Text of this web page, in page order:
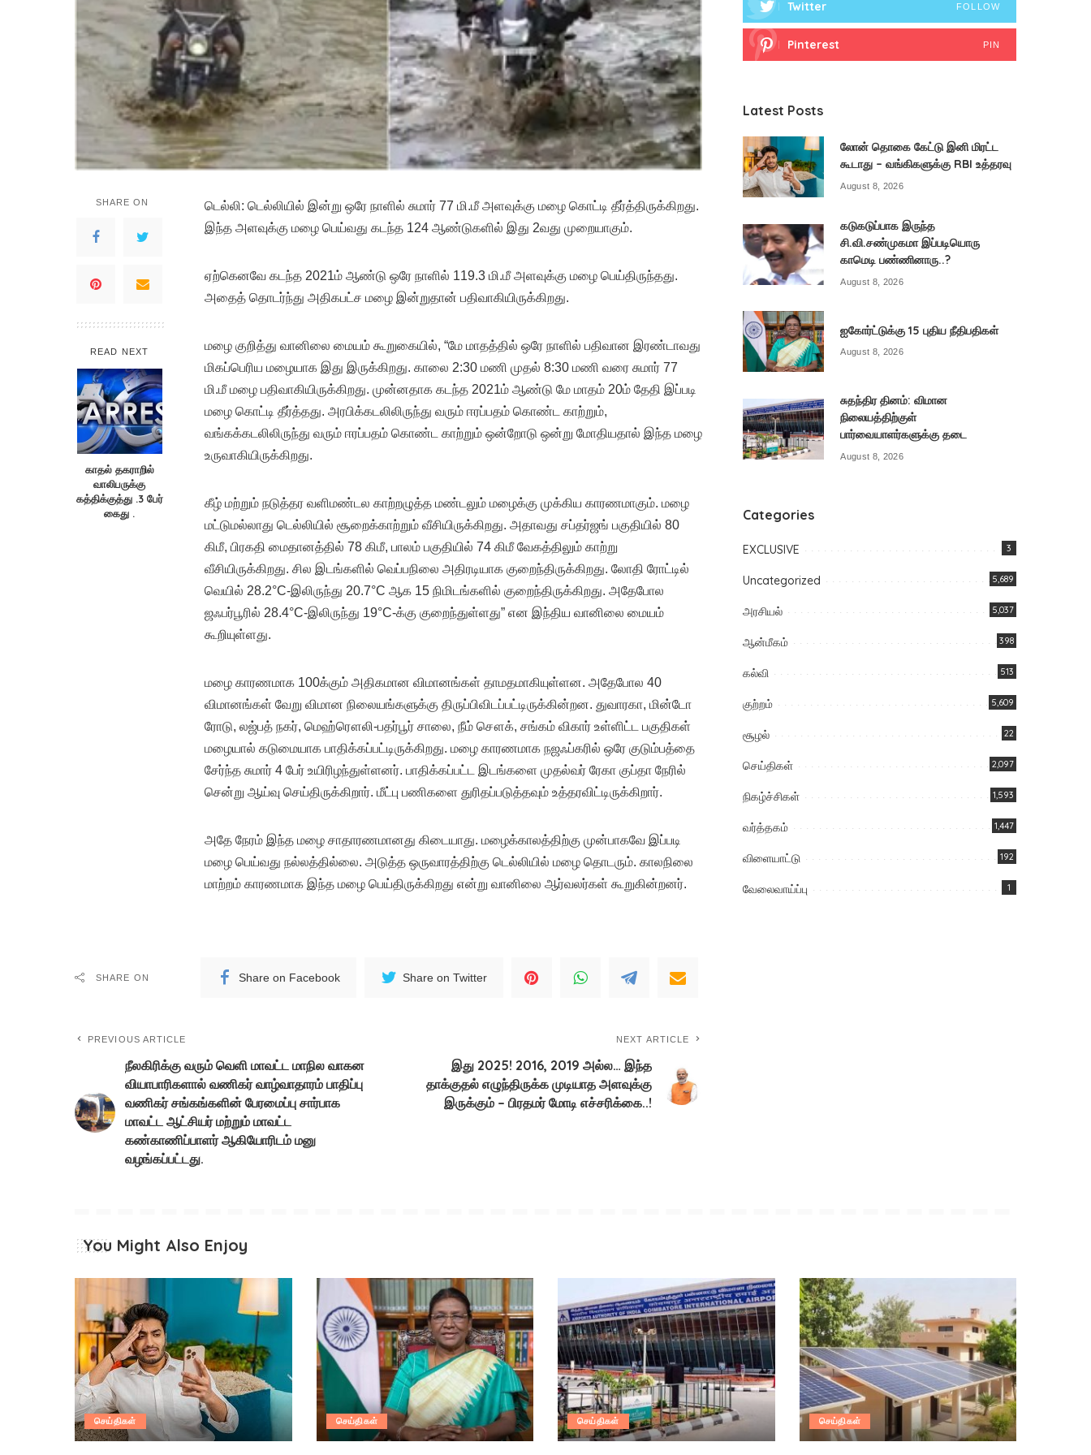
SHARE ON
READ NEXT
காதல் தகராறில்
வாலிபருக்கு
கத்திக்குத்து .3 பேர்
கைது .
டெ ல்லி: டெல்லியில் இன்று ஒரே நாளில் சுமார் 77 மி.மீ அளவுக்கு மழை கொட்டி தீர்த்திருக்கிறது.
இந்த அளவுக்கு மழை பெய்வது கடந்த 124 ஆண்டுகளில் இது 2வது முறையாகும்.
ஏற்கெனவே கடந்த 2021ம் ஆண்டு ஒரே நாளில் 119.3 மி.மீ அளவுக்கு மழை பெய்திருந்தது.
அதைத் தொடர்ந்து அதிகபட்ச மழை இன்றுதான் பதிவாகியிருக்கிறது.
மழை குறித்து வானிலை மையம் கூறுகையில், “மே மாதத்தில் ஒரே நாளில் பதிவான இரண்டாவது
மிகப்பெரிய மழையாக இது இருக்கிறது. காலை 2:30 மணி முதல் 8:30 மணி வரை சுமார் 77
மி.மீ மழை பதிவாகியிருக்கிறது. முன்னதாக கடந்த 2021ம் ஆண்டு மே மாதம் 20ம் தேதி இப்படி
மழை கொட்டி தீர்த்தது. அரபிக்கடலிலிருந்து வரும் ஈரப்பதம் கொண்ட காற்றும்,
வங்கக்கடலிலிருந்து வரும் ஈரப்பதம் கொண்ட காற்றும் ஒன்றோடு ஒன்று மோதியதால் இந்த மழை
உருவாகியிருக்கிறது.
கீழ் மற்றும் நடுத்தர வளிமண்டல காற்றழுத்த மண்டலும் மழைக்கு முக்கிய காரணமாகும். மழை
மட்டுமல்லாது டெல்லியில் சூறைக்காற்றும் வீசியிருக்கிறது. அதாவது சப்தர்ஜங் பகுதியில் 80
கிமீ, பிரகதி மைதானத்தில் 78 கிமீ, பாலம் பகுதியில் 74 கிமீ வேகத்திலும் காற்று
வீசியிருக்கிறது. சில இடங்களில் வெப்பநிலை அதிரடியாக குறைந்திருக்கிறது. லோதி ரோட்டில்
வெயில் 28.2°C-இலிருந்து 20.7°C ஆக 15 நிமிடங்களில் குறைந்திருக்கிறது. அதேபோல
ஜஃபர்பூரில் 28.4°C-இலிருந்து 19°C-க்கு குறைந்துள்ளது” என இந்திய வானிலை மையம்
கூறியுள்ளது.
மழை காரணமாக 100க்கும் அதிகமான விமானங்கள் தாமதமாகியுள்ளன. அதேபோல 40
விமானங்கள் வேறு விமான நிலையங்களுக்கு திருப்பிவிடப்பட்டிருக்கின்றன. துவாரகா, மின்டோ
ரோடு, லஜ்பத் நகர், மெஹ்ரௌலி-பதர்பூர் சாலை, நீம் சௌக், சங்கம் விகார் உள்ளிட்ட பகுதிகள்
மழையால் கடுமையாக பாதிக்கப்பட்டிருக்கிறது. மழை காரணமாக நஜஃப்கரில் ஒரே குடும்பத்தை
சேர்ந்த சுமார் 4 பேர் உயிரிழந்துள்ளனர். பாதிக்கப்பட்ட இடங்களை முதல்வர் ரேகா குப்தா நேரில்
சென்று ஆய்வு செய்திருக்கிறார். மீட்பு பணிகளை துரிதப்படுத்தவும் உத்தரவிட்டிருக்கிறார்.
அதே நேரம் இந்த மழை சாதாரணமானது கிடையாது. மழைக்காலத்திற்கு முன்பாகவே இப்படி
மழை பெய்வது நல்லத்தில்லை. அடுத்த ஒருவாரத்திற்கு டெல்லியில் மழை தொடரும். காலநிலை
மாற்றம் காரணமாக இந்த மழை பெய்திருக்கிறது என்று வானிலை ஆர்வலர்கள் கூறுகின்றனர்.
SHARE ON Share on Facebook Share on Twitter
PREVIOUS ARTICLE
நீலகிரிக்கு வரும் வெளி மாவட்ட மாநில வாகன
வியாபாரிகளால் வணிகர் வாழ்வாதாரம் பாதிப்பு
வணிகர் சங்கங்களின் பேரமைப்பு சார்பாக
மாவட்ட ஆட்சியர் மற்றும் மாவட்ட
கண்காணிப்பாளர் ஆகியோரிடம் மனு
வழங்கப்பட்டது.
NEXT ARTICLE
இது 2025! 2016, 2019 அல்ல… இந்த
தாக்குதல் எழுந்திருக்க முடியாத அளவுக்கு
இருக்கும் – பிரதமர் மோடி எச்சரிக்கை..!
Twitter FOLLOW
Pinterest PIN
Latest Posts
லோன் தொகை கேட்டு இனி மிரட்ட
கூடாது – வங்கிகளுக்கு RBI உத்தரவு
August 8, 2026
கடுகடுப்பாக இருந்த
சி.வி.சண்முகமா இப்படியொரு
காமெடி பண்ணினாரு..?
August 8, 2026
ஐகோர்ட்டுக்கு 15 புதிய நீதிபதிகள்
August 8, 2026
சுதந்திர தினம்: விமான
நிலையத்திற்குள்
பார்வையாளர்களுக்கு தடை
August 8, 2026
Categories
EXCLUSIVE 3
Uncategorized 5,689
அரசியல் 5,037
ஆன்மீகம் 398
கல்வி 513
குற்றம் 5,609
சூழல் 22
செய்திகள் 2,097
நிகழ்ச்சிகள் 1,593
வர்த்தகம் 1,447
விளையாட்டு 192
வேலைவாய்ப்பு 1
You Might Also Enjoy
செய்திகள் செய்திகள் செய்திகள் செய்திகள்